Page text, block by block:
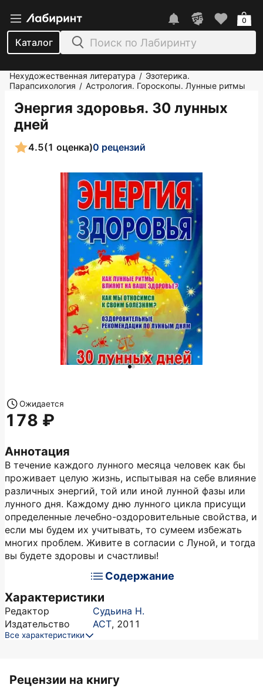
Каталог
0
Нехудожественная литература / Эзотерика.
Парапсихология / Астрология. Гороскопы. Лунные ритмы
Энергия здоровья. 30 лунных
дней
4.5(1 оценка)0 рецензий
Аннотация
В течение каждого лунного месяца человек как бы
проживает целую жизнь, испытывая на себе влияние
различных энергий, той или иной лунной фазы или
лунного дня. Каждому дню лунного цикла присущи
определенные лечебно-оздоровительные свойства, и
если мы будем их учитывать, то сумеем избежать
многих проблем. Живите в согласии с Луной, и тогда
вы будете здоровы и счастливы!
Содержание
Характеристики
Редактор
Судьина Н.
Издательство
АСТ, 2011
Все характеристики
Ожидается
178
Рецензии на книгу